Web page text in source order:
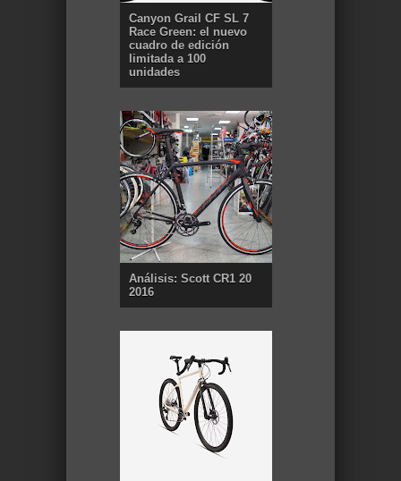
Canyon Grail CF SL 7
Race Green: el nuevo
cuadro de edición
limitada a 100
unidades
Análisis: Scott CR1 20
2016